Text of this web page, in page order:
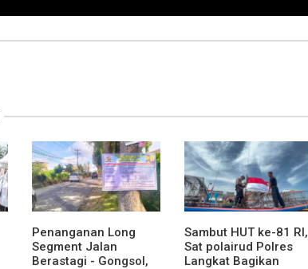
Penanganan Long
Segment Jalan
Berastagi - Gongsol,
Sambut HUT ke-81 RI,
Sat polairud Polres
Langkat Bagikan